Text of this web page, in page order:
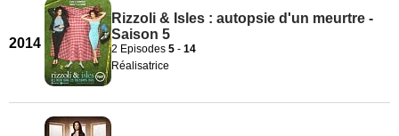
2014
Rizzoli & Isles : autopsie d'un meurtre -
Saison 5
2 Episodes 5 - 14
Réalisatrice